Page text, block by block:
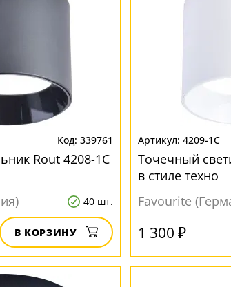
339761
Rout 4208-1C
40 шт.
В КОРЗИНУ
4209-1C
Точечный
в стиле техно
Favourite
1 300 ₽